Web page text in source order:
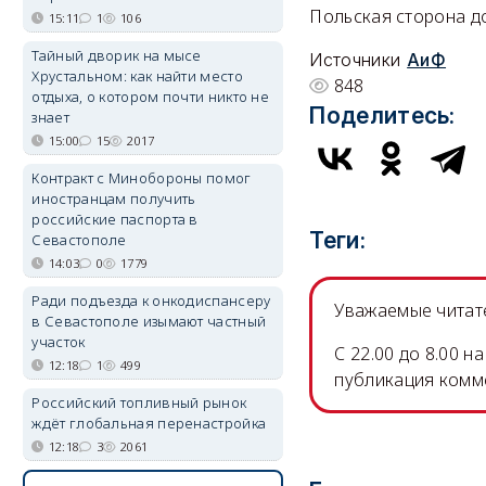
Польская сторона
Источники АиФ
848
Поделитесь:
Теги:
Уважаемые
C 22.00 до 8.00
публикация
15:11 1 106
Тайный дворик на мысе
Хрустальном: как найти место
отдыха, о котором почти никто не
знает
15:00 15 2017
Контракт с Минобороны помог
иностранцам получить
российские паспорта в
Севастополе
14:03 0 1779
Ради подъезда к онкодиспансеру
в Севастополе изымают частный
участок
12:18 1 499
Российский топливный рынок
ждёт глобальная перенастройка
12:18 3 2061